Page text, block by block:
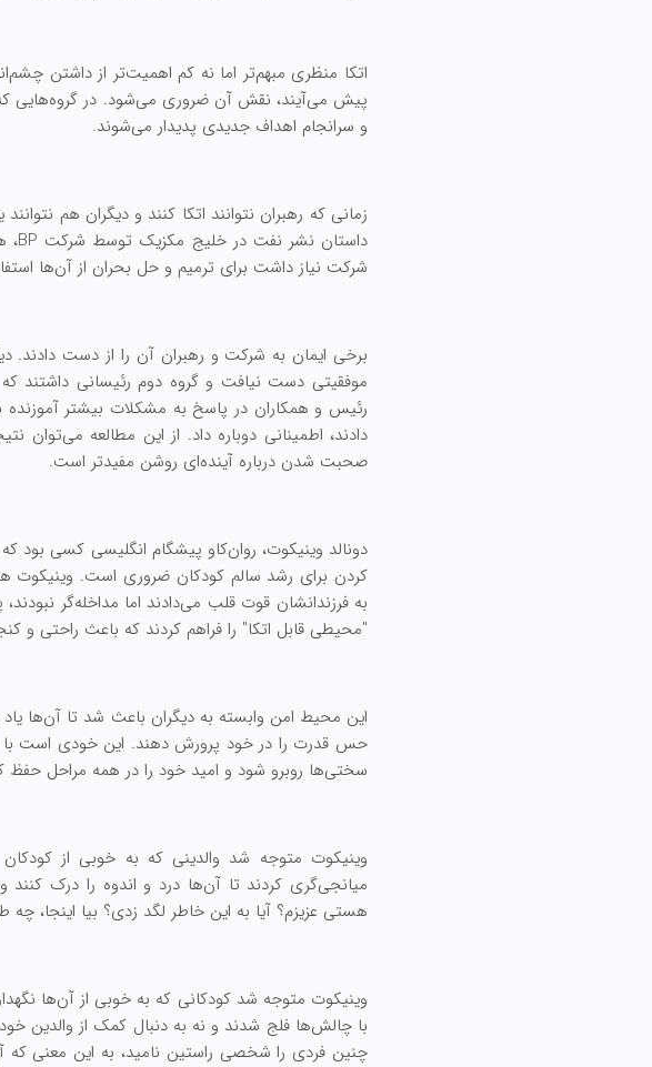
اتکا منظری مبهم‌تر اما نه کم اهمیت‌تر از داشتن
پیش می‌آیند، نقش آن ضروری می‌شود. در گروه‌هایی که
و سرانجام اهداف جدیدی پدیدار می‌شوند.
زمانی که رهبران نتوانند اتکا کنند و دیگران هم
شرکت نیاز داشت برای ترمیم و حل بحران از آن‌ها
برخی ایمان به شرکت و رهبران آن را از دست دادند.
موفقیتی دست نیافت و گروه دوم رئیسانی داشتند
رئیس و همکاران در پاسخ به مشکلات بیشتر آموزنده
دادند، اطمینانی دوباره داد. از این مطالعه
صحبت شدن درباره آینده‌ای روشن مفیدتر است.
دونالد وینیکوت، روان‌کاو پیشگام انگلیسی کسی بود
کردن برای رشد سالم کودکان ضروری است. وینیکوت
به فرزندانشان قوت قلب می‌دادند اما مداخله‌گر
"محیطی قابل اتکا" را فراهم کردند که باعث راحتی و
این محیط امن وابسته به دیگران باعث شد تا آن‌ها
حس قدرت را در خود پرورش دهند. این خودی است با
سختی‌ها روبرو شود و امید خود را در همه مراحل حفظ
وینیکوت متوجه شد والدینی که به خوبی از کودکان
میانجی‌گری کردند تا آن‌ها درد و اندوه را درک
هستی عزیزم؟ آیا به این خاطر لگد زدی؟ بیا
وینیکوت متوجه شد کودکانی که به خوبی از آن‌ها
با چالش‌ها فلج شدند و نه به دنبال کمک از والدین
چنین فردی را شخصی راستین نامید، به این معنی که